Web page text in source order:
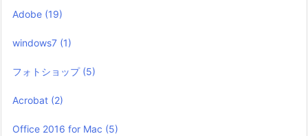
Adobe (19)
windows7 (1)
フォトショップ (5)
Acrobat (2)
Office 2016 for Mac (5)